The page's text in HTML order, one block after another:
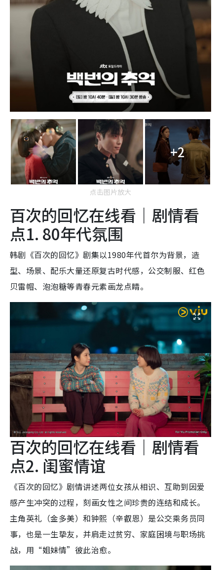
+2
点击图片放大
百次的回忆在线看｜剧情看
点1. 80年代氛围
韩剧《百次的回忆》剧集以1980年代首尔为背景，造
型、场景、配乐大量还原复古时代感，公交制服、红色
贝雷帽、泡泡糖等青春元素画龙点睛。
百次的回忆在线看｜剧情看
点2. 闺蜜情谊
《百次的回忆》剧情讲述两位女孩从相识、互助到因爱
感产生冲突的过程，刻画女性之间珍贵的连结和成长。
主角英礼（金多美）和钟熙（辛叡恩）是公交乘务员同
事，也是一生挚友，并肩走过贫穷、家庭困境与职场挑
战，用“姐妹情”彼此治愈。